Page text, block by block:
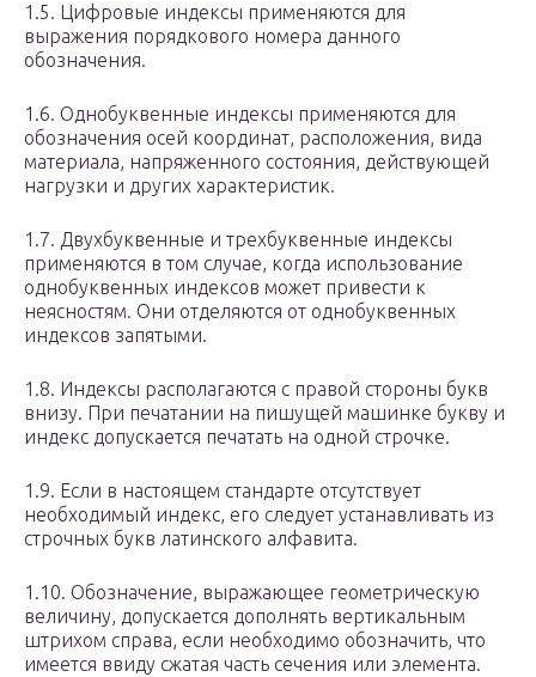
1.5. Цифровые индексы применяются для
выражения порядкового номера данного
обозначения.
1.6. Однобуквенные индексы применяются для
обозначения осей координат, расположения, вида
материала, напряженного состояния, действующей
нагрузки и других характеристик.
1.7. Двухбуквенные и трехбуквенные индексы
применяются в том случае, когда использование
однобуквенных индексов может привести к
неясностям. Они отделяются от однобуквенных
индексов запятыми.
1.8. Индексы располагаются с правой стороны букв
внизу. При печатании на пишущей машинке букву и
индекс допускается печатать на одной строчке.
1.9. Если в настоящем стандарте отсутствует
необходимый индекс, его следует устанавливать из
строчных букв латинского алфавита.
1.10. Обозначение, выражающее геометрическую
величину, допускается дополнять вертикальным
штрихом справа, если необходимо обозначить, что
имеется ввиду сжатая часть сечения или элемента.